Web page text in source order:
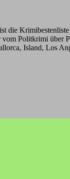
die
vom Politkrimi über
Island, Los